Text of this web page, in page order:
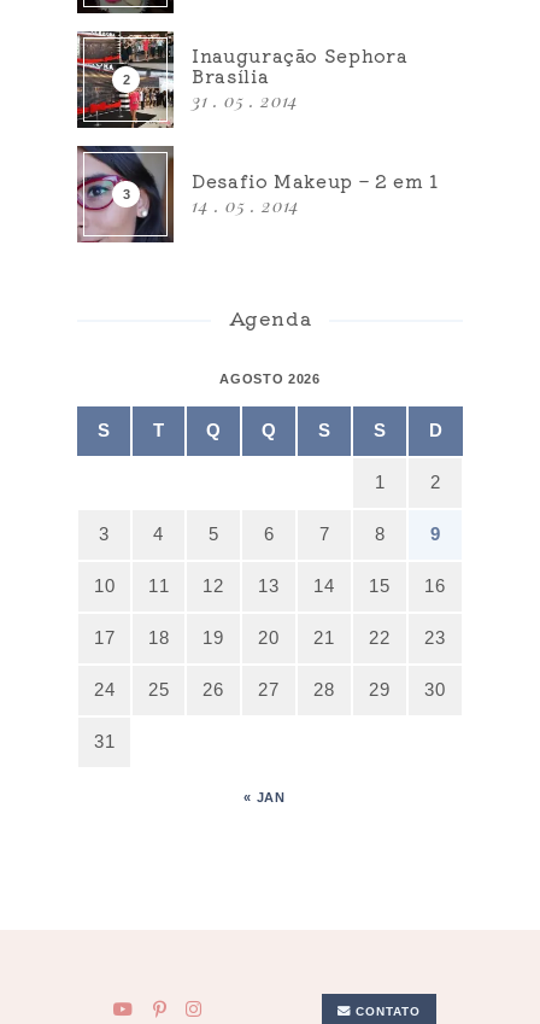
Inauguração Sephora
Brasília
31 . 05 . 2014
Desafio Makeup – 2 em 1
14 . 05 . 2014
Agenda
AGOSTO 2026
S T Q Q S S D
1 2
3 4 5 6 7 8 9
10 11 12 13 14 15 16
17 18 19 20 21 22 23
24 25 26 27 28 29 30
31
« JAN
CONTATO